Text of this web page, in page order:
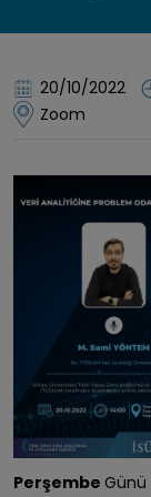
20/10/2022
Zoom
Perşembe Günü